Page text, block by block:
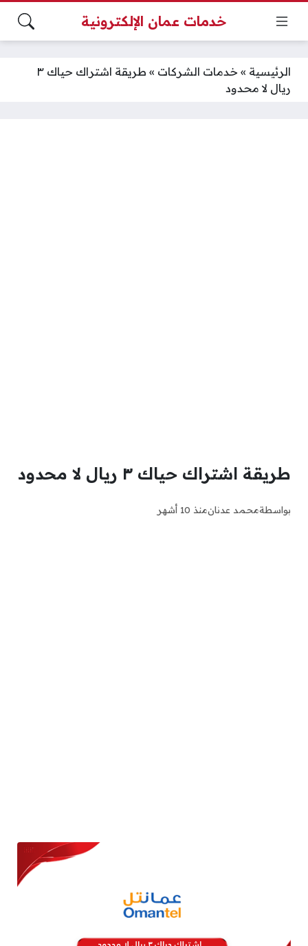
خدمات عمان الإلكترونية
الرئيسية » خدمات الشركات »
طريقة اشتراك حياك ٣
ريال لا محدود
طريقة اشتراك حياك ٣ ريال لا محدود
بواسطةمحمد عدنانمنذ 10 أشهر